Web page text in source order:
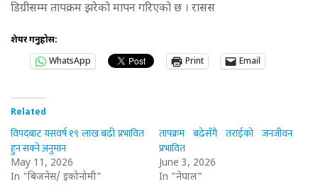
डिग्रीसम्म तापक्रम झरेको मापन गरिएको छ । रासस
शेयर गर्नुहोस:
WhatsApp
Print Email
Related
विपदबाट यसवर्ष १९ लाख बढी प्रभावित
हुन सक्ने अनुमान
May 11, 2026
In "बिजनेस/ इकोनोमी"
तापक्रम बढेसँगै तराईको जनजीवन
प्रभावित
June 3, 2026
In "नेपाल"